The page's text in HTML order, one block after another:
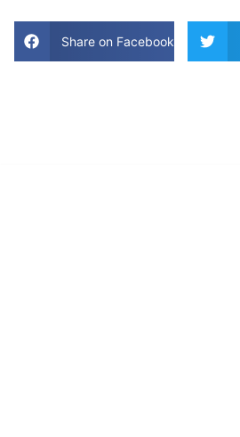
Share on Facebook